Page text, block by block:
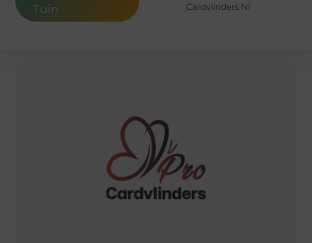
Tuin
Cardvlinders.nl